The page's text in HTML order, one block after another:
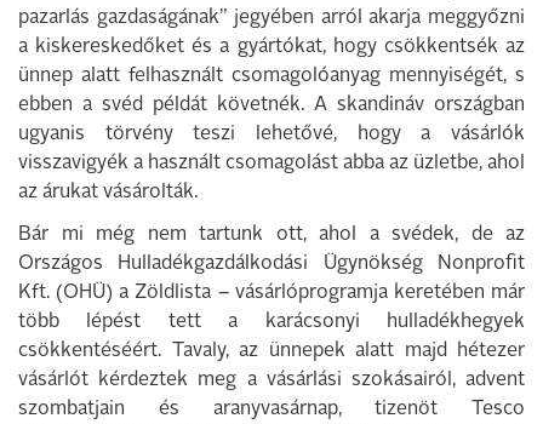
pazarlás gazdaságának” jegyében arról akarja meggyőzni
a kiskereskedőket és a gyártókat, hogy csökkentsék az
ünnep alatt felhasznált csomagolóanyag mennyiségét, s
ebben a svéd példát követnék. A skandináv országban
ugyanis törvény teszi lehetővé, hogy a vásárlók
visszavigyék a használt csomagolást abba az üzletbe, ahol
az árukat vásárolták.
Bár mi még nem tartunk ott, ahol a svédek, de az
Országos Hulladékgazdálkodási Ügynökség Nonprofit
Kft. (OHÜ) a Zöldlista – vásárlóprogramja keretében már
több lépést tett a karácsonyi hulladékhegyek
csökkentéséért. Tavaly, az ünnepek alatt majd hétezer
vásárlót kérdeztek meg a vásárlási szokásairól, advent
szombatjain és aranyvasárnap, tizenöt Tesco